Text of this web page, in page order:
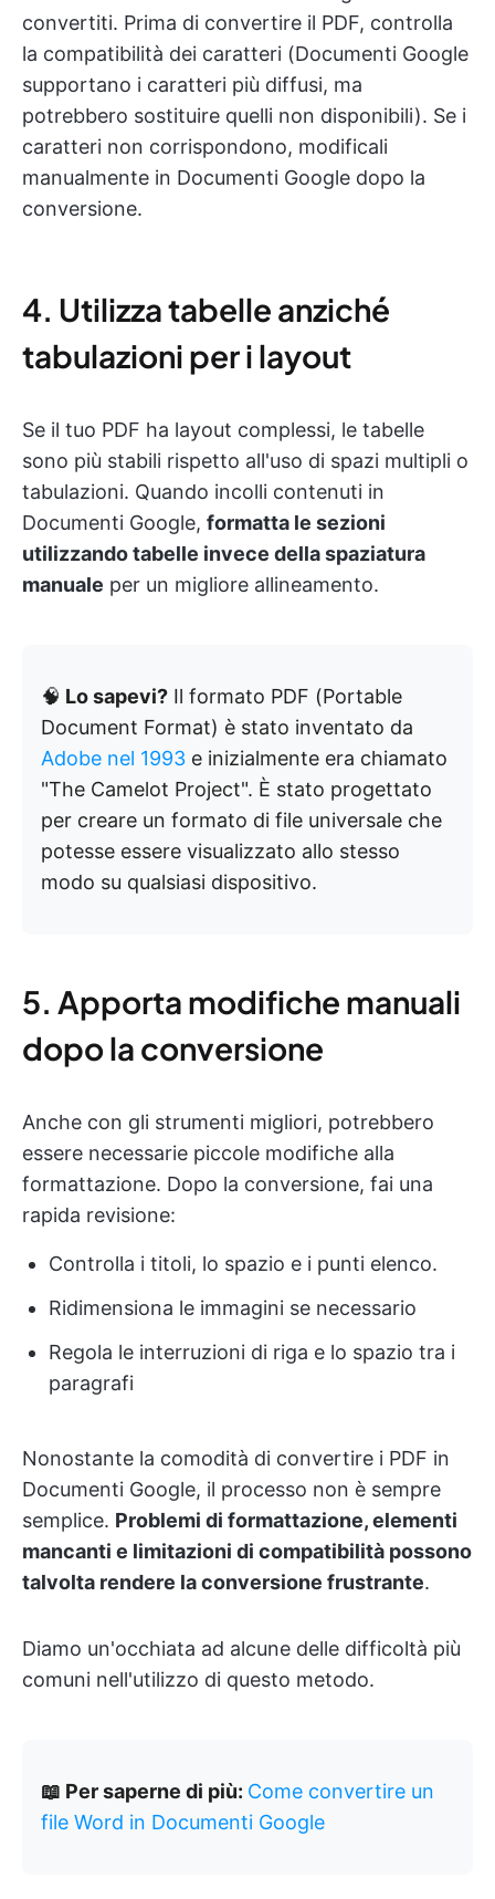
convertiti. Prima di convertire il PDF, controlla
la compatibilità dei caratteri (Documenti Google
supportano i caratteri più diffusi, ma
potrebbero sostituire quelli non disponibili). Se i
caratteri non corrispondono, modificali
manualmente in Documenti Google dopo la
conversione.
4. Utilizza tabelle anziché
tabulazioni per i layout
Se il tuo PDF ha layout complessi, le tabelle
sono più stabili rispetto all'uso di spazi multipli o
tabulazioni. Quando incolli contenuti in
Documenti Google, formatta le sezioni
utilizzando tabelle invece della spaziatura
manuale per un migliore allineamento.
🧠 Lo sapevi? Il formato PDF (Portable
Document Format) è stato inventato da
Adobe nel 1993 e inizialmente era chiamato
"The Camelot Project". È stato progettato
per creare un formato di file universale che
potesse essere visualizzato allo stesso
modo su qualsiasi dispositivo.
5. Apporta modifiche manuali
dopo la conversione
Anche con gli strumenti migliori, potrebbero
essere necessarie piccole modifiche alla
formattazione. Dopo la conversione, fai una
rapida revisione:
Controlla i titoli, lo spazio e i punti elenco.
Ridimensiona le immagini se necessario
Regola le interruzioni di riga e lo spazio tra i
paragrafi
Nonostante la comodità di convertire i PDF in
Documenti Google, il processo non è sempre
semplice. Problemi di formattazione, elementi
mancanti e limitazioni di compatibilità possono
talvolta rendere la conversione frustrante.
Diamo un'occhiata ad alcune delle difficoltà più
comuni nell'utilizzo di questo metodo.
📖 Per saperne di più: Come convertire un
file Word in Documenti Google